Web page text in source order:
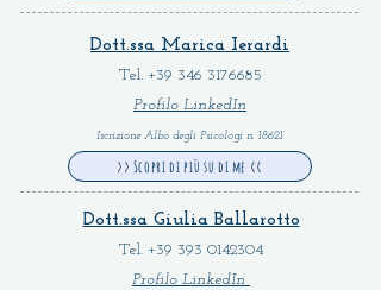
Dott.ssa Marica Ierardi
Tel. +39 346 3176685
Profilo LinkedIn
Iscrizione Albo degli Psicologi n. 18621
>> Scopri di più su di me <<
Dott.ssa Giulia Ballarotto
Tel. +39 393 0142304
Profilo LinkedIn